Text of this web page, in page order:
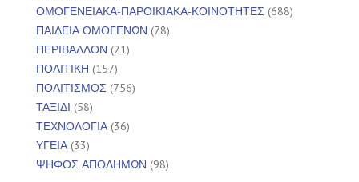
ΟΜΟΓΕΝΕΙΑΚΑ-ΠΑΡΟΙΚΙΑΚΑ-ΚΟΙΝΟΤΗΤΕΣ (688)
ΠΑΙΔΕΙΑ ΟΜΟΓΕΝΩΝ (78)
ΠΕΡΙΒΑΛΛΟΝ (21)
ΠΟΛΙΤΙΚΗ (157)
ΠΟΛΙΤΙΣΜΟΣ (756)
ΤΑΞΙΔΙ (58)
ΤΕΧΝΟΛΟΓΙΑ (36)
ΥΓΕΙΑ (33)
ΨΗΦΟΣ ΑΠΟΔΗΜΩΝ (98)